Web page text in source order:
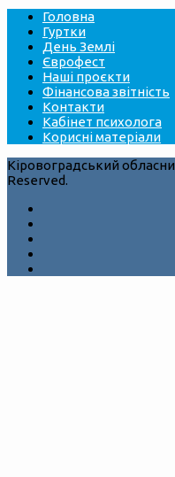
Головна
Гуртки
День Землі
Єврофест
Наші проєкти
Фінансова звітність
Контакти
Кабінет психолога
Корисні матеріали
Кіровоградський
Reserved.